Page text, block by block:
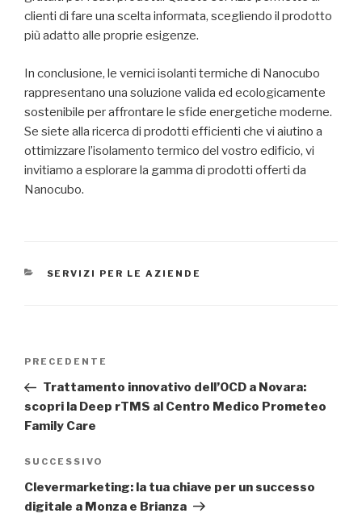
clienti di fare una scelta informata, scegliendo il prodotto
più adatto alle proprie esigenze.
In conclusione, le vernici isolanti termiche di Nanocubo
rappresentano una soluzione valida ed ecologicamente
sostenibile per affrontare le sfide energetiche moderne.
Se siete alla ricerca di prodotti efficienti che vi aiutino a
ottimizzare l’isolamento termico del vostro edificio, vi
invitiamo a esplorare la gamma di prodotti offerti da
Nanocubo.
CATEGORIE
SERVIZI PER LE AZIENDE
Articolo
precedente:
PRECEDENTE
Trattamento innovativo dell’OCD a Novara:
scopri la Deep rTMS al Centro Medico Prometeo
Family Care
Articolo
successivo
SUCCESSIVO
Clevermarketing: la tua chiave per un successo
digitale a Monza e Brianza